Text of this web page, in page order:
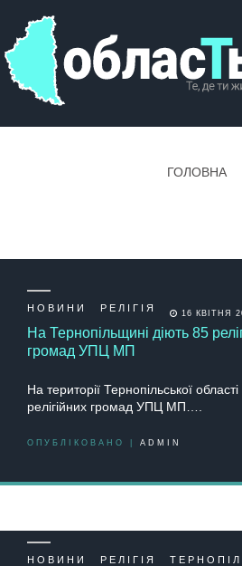
ГОЛОВНА
НОВИНИ РЕЛІГІЯ 16 КВІТНЯ
На Тернопільщині діють 85
громад УПЦ МП
На території Тернопільської
релігійних громад УПЦ МП….
ОПУБЛІКОВАНО | ADMIN
НОВИНИ РЕЛІГІЯ